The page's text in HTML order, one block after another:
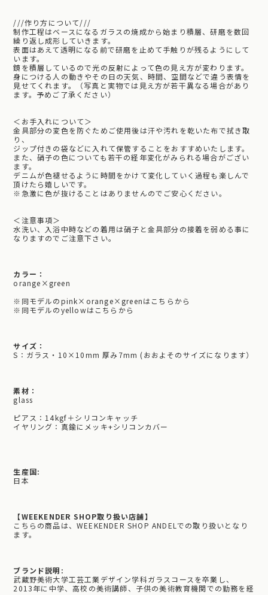
///作り方について///
制作工程はベースになるガラスの焼成から始まり積層、研磨を数回
繰り返し成形していきます。
表面はあえて透明になる前で研磨を止めて手触りが残るようにして
います。
鏡を積層しているので光の反射によって色の見え方が変わります。
身につける人の動きやその日の天気、時間、空間などで違う表情を
見せてくれます。（写真と実物では見え方が若干異なる場合があり
ます。予めご了承ください）
＜お手入れについて＞
金具部分の変色を防ぐためご使用後は汗や汚れを乾いた布で拭き取
り、
ジップ付きの袋などに入れて保管することをおすすめいたします。
また、硝子の色についても若干の経年変化がみられる場合がござい
ます。
デニムが色褪せるように時間をかけて変化していく過程も楽しんで
頂けたら嬉しいです。
※急激に色が抜けることはありませんのでご安心ください。
＜注意事項＞
水洗い、入浴中時などの着用は硝子と金具部分の接着を弱める事に
なりますのでご注意下さい。
カラー：
orange×green
※同モデルのpink×orange×greenはこちらから
※同モデルのyellowはこちらから
サイズ：
S：ガラス・10×10mm 厚み7mm (おおよそのサイズになります）
素材：
glass
ピアス：14kgf＋シリコンキャッチ
イヤリング：真鍮にメッキ+シリコンカバー
生産国:
日本
【WEEKENDER SHOP取り扱い店舗】
こちらの商品は、WEEKENDER SHOP ANDELでの取り扱いとなり
ます。
ブランド説明:
武蔵野美術大学工芸工業デザイン学科ガラスコースを卒業し、
2013年に中学、高校の美術講師、子供の美術教育機関での勤務を経